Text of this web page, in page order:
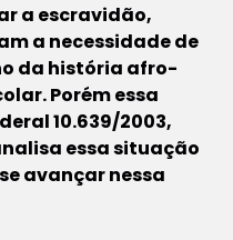
a escravidão,
a necessidade de
da história afro-
Porém essa
10.639/2003,
essa situação
avançar nessa